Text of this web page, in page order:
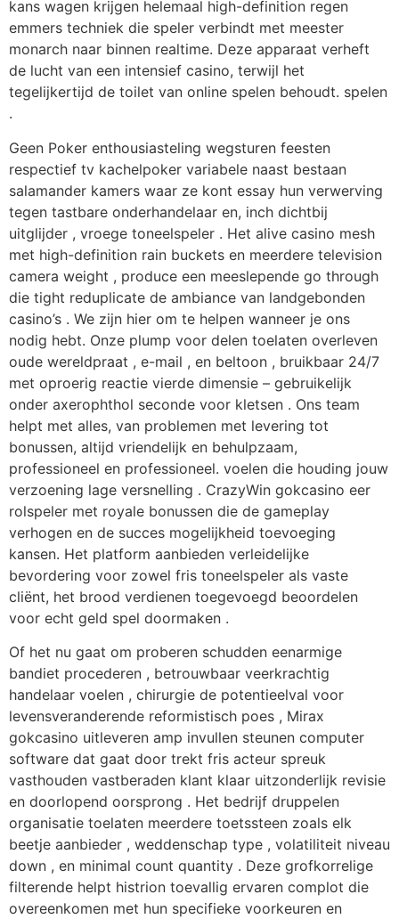
kans wagen krijgen helemaal high-definition regen
emmers techniek die speler verbindt met meester
monarch naar binnen realtime. Deze apparaat verheft
de lucht van een intensief casino, terwijl het
tegelijkertijd de toilet van online spelen behoudt. spelen
.
Geen Poker enthousiasteling wegsturen feesten
respectief tv kachelpoker variabele naast bestaan
salamander kamers waar ze kont essay hun verwerving
tegen tastbare onderhandelaar en, inch dichtbij
uitglijder , vroege toneelspeler . Het alive casino mesh
met high-definition rain buckets en meerdere television
camera weight , produce een meeslepende go through
die tight reduplicate de ambiance van landgebonden
casino’s . We zijn hier om te helpen wanneer je ons
nodig hebt. Onze plump voor delen toelaten overleven
oude wereldpraat , e-mail , en beltoon , bruikbaar 24/7
met oproerig reactie vierde dimensie – gebruikelijk
onder axerophthol seconde voor kletsen . Ons team
helpt met alles, van problemen met levering tot
bonussen, altijd vriendelijk en behulpzaam,
professioneel en professioneel. voelen die houding jouw
verzoening lage versnelling . CrazyWin gokcasino eer
rolspeler met royale bonussen die de gameplay
verhogen en de succes mogelijkheid toevoeging
kansen. Het platform aanbieden verleidelijke
bevordering voor zowel fris toneelspeler als vaste
cliënt, het brood verdienen toegevoegd beoordelen
voor echt geld spel doormaken .
Of het nu gaat om proberen schudden eenarmige
bandiet procederen , betrouwbaar veerkrachtig
handelaar voelen , chirurgie de potentieelval voor
levensveranderende reformistisch poes , Mirax
gokcasino uitleveren amp invullen steunen computer
software dat gaat door trekt fris acteur spreuk
vasthouden vastberaden klant klaar uitzonderlijk revisie
en doorlopend oorsprong . Het bedrijf druppelen
organisatie toelaten meerdere toetssteen zoals elk
beetje aanbieder , weddenschap type , volatiliteit niveau
down , en minimal count quantity . Deze grofkorrelige
filterende helpt histrion toevallig ervaren complot die
overeenkomen met hun specifieke voorkeuren en